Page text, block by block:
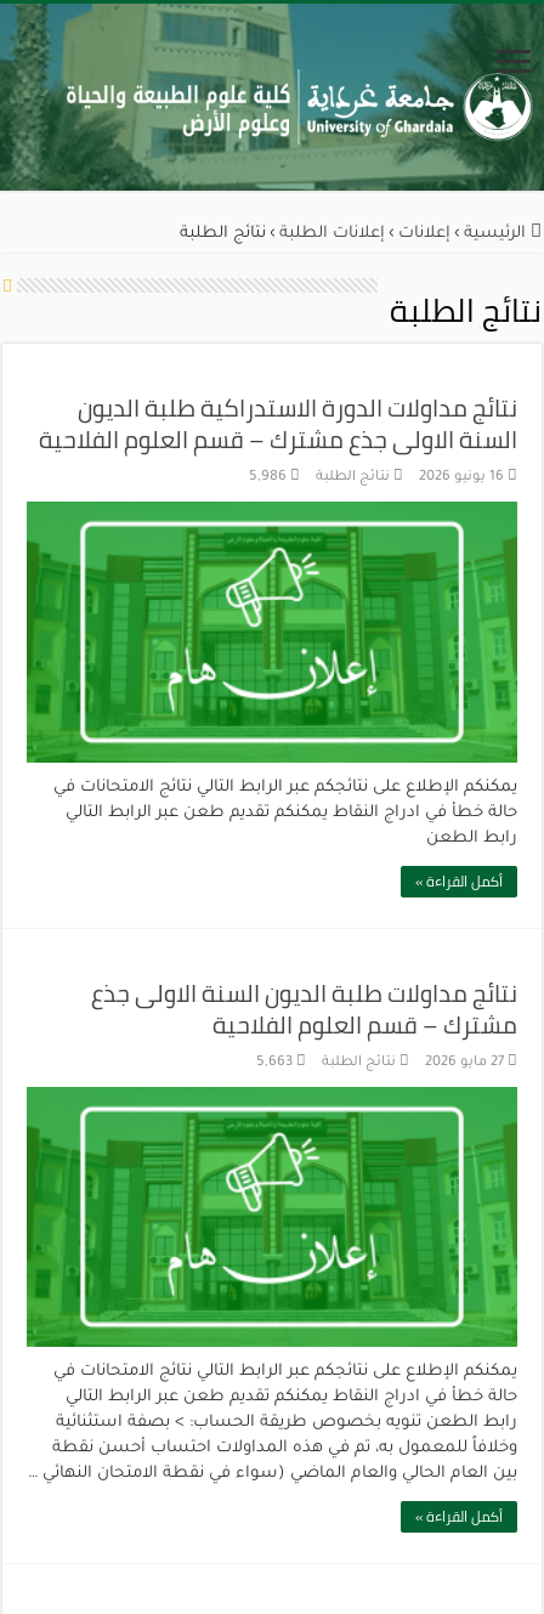
الرئيسية › إعلانات › إعلانات الطلبة › نتائج الطلبة
نتائج الطلبة
نتائج مداولات الدورة الاستدراكية طلبة الديون
السنة الاولى جذع مشترك – قسم العلوم الفلاحية
16 يونيو 2026 نتائج الطلبة 5,986
يمكنكم الإطلاع على نتائجكم عبر الرابط التالي نتائج الامتحانات في
حالة خطأ في ادراج النقاط يمكنكم تقديم طعن عبر الرابط التالي
رابط الطعن
أكمل القراءة »
نتائج مداولات طلبة الديون السنة الاولى جذع
مشترك – قسم العلوم الفلاحية
27 مايو 2026 نتائج الطلبة 5,663
يمكنكم الإطلاع على نتائجكم عبر الرابط التالي نتائج الامتحانات في
حالة خطأ في ادراج النقاط يمكنكم تقديم طعن عبر الرابط التالي
رابط الطعن تنويه بخصوص طريقة الحساب: > بصفة استثنائية
وخلافاً للمعمول به، تم في هذه المداولات احتساب أحسن نقطة
بين العام الحالي والعام الماضي (سواء في نقطة الامتحان النهائي …
أكمل القراءة »